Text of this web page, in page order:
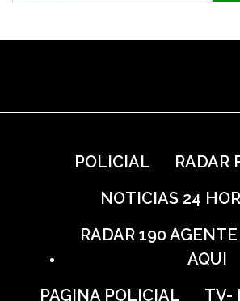
POLICIAL
RADAR
NOTICIAS 24
RADAR 190
AQUI
PAGINA POLICIAL
TV-